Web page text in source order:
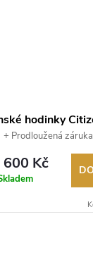
hodinky
88E
+ Prodloužená
dní na vrácení zboží.
600 Kč